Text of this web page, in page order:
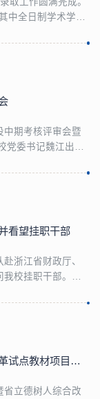
中全日制学术学位
25人。学校高度重
，各学院组建研
中期考核评审会暨
委书记魏江出席
大学潘士远教
头人及成员代
看望挂职干部
浙江省财政厅、
校挂职干部。省
谈会。何贤杰介
业发展的关心、
省原创性教材建设工作暨省立德树人综合改革试点教材项目交流推进会在我校召开
省立德树人综合改